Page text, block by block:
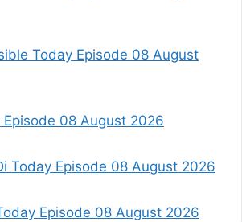
Today Episode 08 August
08 August 2026
Today Episode 08 August 2026
Episode 08 August 2026